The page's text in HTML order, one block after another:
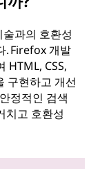
과의 호환성
. Firefox 개발
HTML, CSS,
구현하고 개선
정적인 검색
치고 호환성